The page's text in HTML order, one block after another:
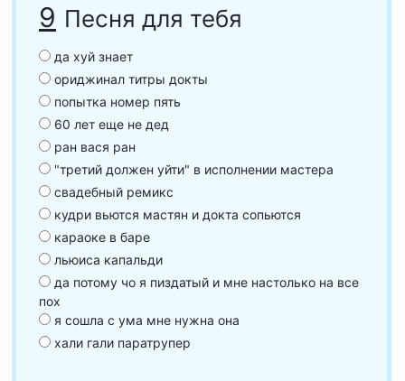
9 Песня для тебя
да хуй знает
ориджинал титры докты
попытка номер пять
60 лет еще не дед
ран вася ран
"третий должен уйти" в исполнении мастера
свадебный ремикс
кудри вьются мастян и докта сопьются
караоке в баре
льюиса капальди
да потому чо я пиздатый и мне настолько на все
пох
я сошла с ума мне нужна она
хали гали паратрупер